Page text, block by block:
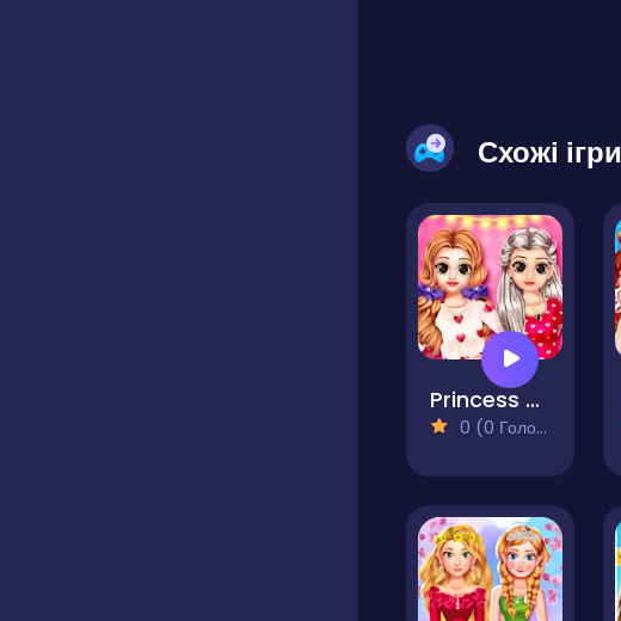
Схожі ігри
Princess Valentine Preparation
0 (0 Голосів)